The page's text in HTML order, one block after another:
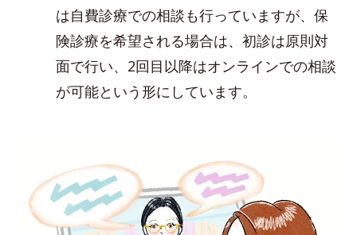
は自費診療での相談も行っていますが、保
険診療を希望される場合は、初診は原則対
面で行い、2回目以降はオンラインでの相談
が可能という形にしています。